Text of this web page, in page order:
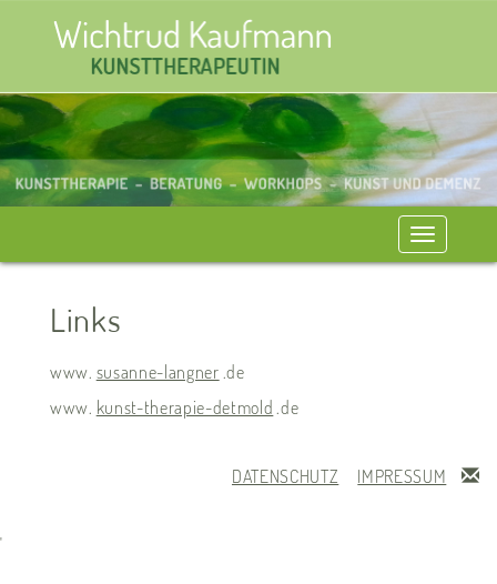
Toggle
navigation
Links
www. susanne-langner .de
www. kunst-therapie-detmold .de
DATENSCHUTZ IMPRESSUM
'